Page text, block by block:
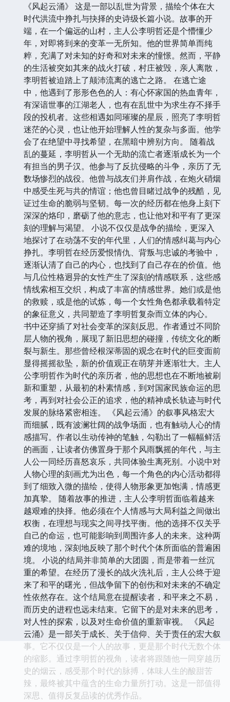
《风起云涌》 这是一部以乱世为背景，描绘个体在大
时代洪流中挣扎与抉择的史诗级长篇小说。故事的开
端，在一个偏远的山村，主人公李明哲还是个懵懂少
年，对即将到来的变革一无所知。他的世界简单而纯
粹，充满了对未知的好奇和对未来的憧憬。然而，平静
的生活被突如其来的战火打破，村庄被毁，亲人离散，
李明哲被迫踏上了颠沛流离的逃亡之路。 在逃亡途
中，他遇到了形形色色的人：有心怀家国的热血青年，
有深谙世事的江湖老人，也有在乱世中为求生存不择手
段的投机者。这些相遇如同璀璨的星辰，照亮了李明哲
迷茫的心灵，也让他开始理解人性的复杂与多面。他学
会了在绝望中寻找希望，在黑暗中辨别方向。 随着战
乱的蔓延，李明哲从一个无助的流亡者逐渐成长为一个
有担当的男子汉。他参与了反抗侵略的斗争，亲历了无
数场惨烈的战役。他曾与战友们并肩作战，在炮火硝烟
中感受生死与共的情谊；他也曾目睹过战争的残酷，见
证过生命的脆弱与坚韧。每一次的经历都在他身上刻下
深深的烙印，磨砺了他的意志，也让他对和平有了更深
刻的理解与渴望。 小说不仅仅是战争的描绘，更深入
地探讨了在动荡不安的年代里，人们的情感纠葛与内心
挣扎。李明哲在经历爱恨情仇、背叛与忠诚的考验中，
逐渐认清了自己的内心，也找到了自己存在的价值。他
与几位性格迥异的女性产生了深刻的情感联系，这些感
情线索相互交织，构成了丰富的情感世界。她们或是他
的救赎，或是他的试炼，每一个女性角色都承载着特定
的象征意义，共同塑造了李明哲复杂而立体的内心。
书中还穿插了对社会变革的深刻反思。作者通过不同阶
层人物的视角，展现了新旧思想的碰撞，传统文化的断
裂与新生。那些曾经根深蒂固的观念在时代的巨变面前
显得摇摇欲坠，新的价值观正在萌芽并逐渐壮大。主人
公李明哲作为时代的亲历者，他的思想也在不断地被刷
新和重塑，从最初的朴素情感，到对国家民族命运的思
考，再到对社会公正的追求，他的精神成长轨迹与时代
发展的脉络紧密相连。 《风起云涌》的叙事风格宏大
而细腻，既有波澜壮阔的战争场面，也有触动人心的情
感描写。作者以生动传神的笔触，勾勒出了一幅幅鲜活
的画面，让读者仿佛置身于那个风雨飘摇的年代，与主
人公一同经历喜怒哀乐，共同体验生离死别。小说中对
人物心理的刻画尤为出色，每一个角色的内心活动都得
到了细致入微的描绘，使得人物形象更加饱满，情感更
加真挚。 随着故事的推进，主人公李明哲面临着越来
越艰难的抉择。他必须在个人情感与大局利益之间做出
权衡，在理想与现实之间寻找平衡。他的选择不仅关乎
自己的命运，也可能影响到周围许多人的未来。这种两
难的境地，深刻地反映了那个时代个体所面临的普遍困
境。 小说的结局并非简单的大团圆，而是带着一丝沉
重的希望。在经历了漫长的战火洗礼后，主人公终于迎
来了和平的曙光，但战争留下的创伤和对未来的不确定
性依然存在。这个结局意在提醒读者，和平来之不易，
而历史的进程也远未结束。它留下的是对未来的思考，
对人性的探索，以及对生命价值的重新审视。 《风起
云涌》是一部关于成长、关于信仰、关于责任的宏大叙
事。它不仅仅是一个人的故事，更是那个时代无数个体
的缩影。通过李明哲的视角，读者将跟随他一同穿越历
史的烟云，感受那个时代的脉搏，体味人生的酸甜苦
辣，最终被其中蕴含的生命力量所打动。这是一部值得
深思、值得反复品读的优秀作品。